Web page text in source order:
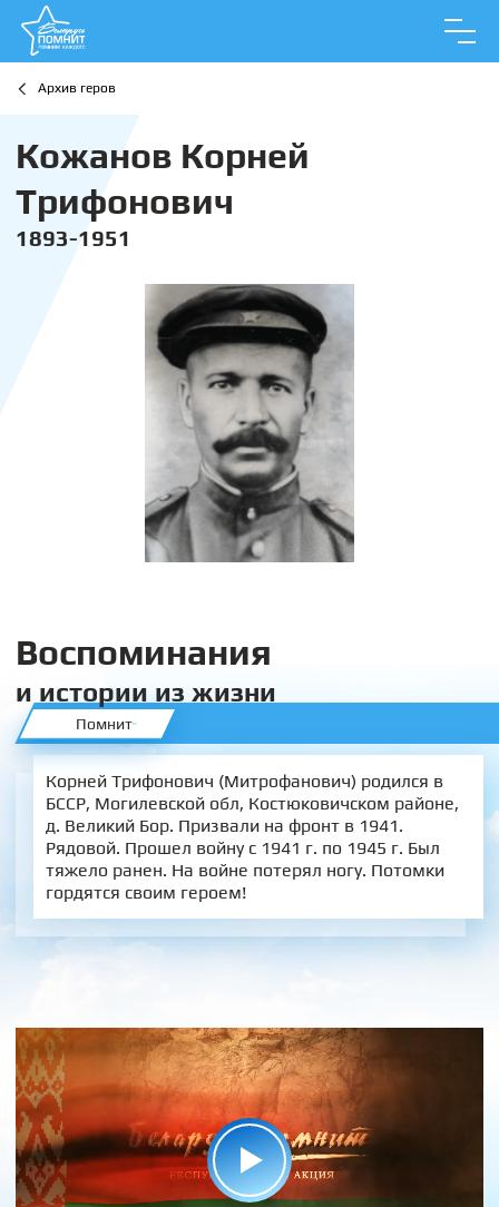
Архив геров
Кожанов Корней
Трифонович
1893-1951
Воспоминания
и истории из жизни
Помнит
Корней Трифонович (Митрофанович) родился в
БССР, Могилевской обл, Костюковичском районе,
д. Великий Бор. Призвали на фронт в 1941.
Рядовой. Прошел войну с 1941 г. по 1945 г. Был
тяжело ранен. На войне потерял ногу. Потомки
гордятся своим героем!